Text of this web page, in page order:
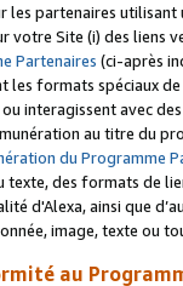
les partenaires
votre Site (i) des liens
Partenaires (ci-après
les formats spéciaux
interagissent avec
au titre du
du Programme
texte, des formats de
d'Alexa, ainsi que
image, texte ou
au